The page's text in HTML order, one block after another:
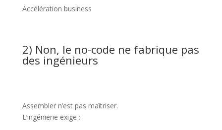
Accélération business
2) Non, le no-code ne fabrique pas
des ingénieurs
Assembler n’est pas maîtriser.
L’ingénierie exige :